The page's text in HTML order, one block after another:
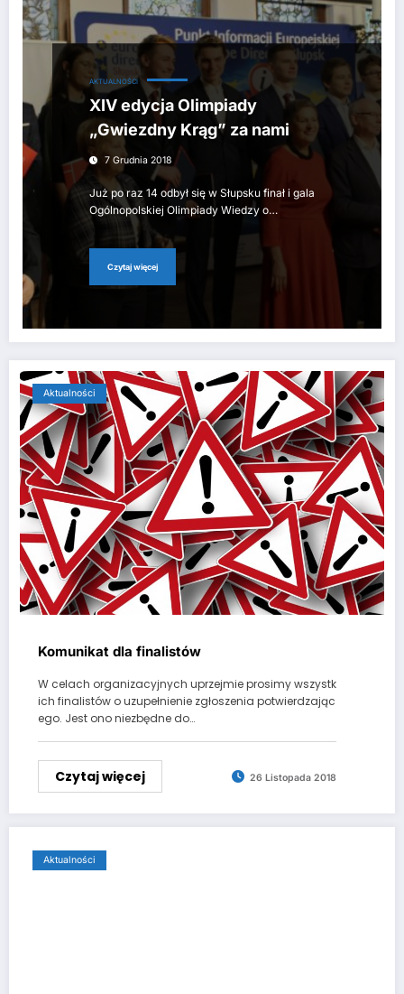
AKTUALNOŚCI
XIV edycja Olimpiady
„Gwiezdny Krąg” za nami
7 Grudnia 2018
Już po raz 14 odbył się w Słupsku finał i gala
Ogólnopolskiej Olimpiady Wiedzy o…
Czytaj więcej
Aktualności
Komunikat dla finalistów
W celach organizacyjnych uprzejmie prosimy wszystk
ich finalistów o uzupełnienie zgłoszenia potwierdzając
ego. Jest ono niezbędne do…
Czytaj więcej 26 Listopada 2018
Aktualności